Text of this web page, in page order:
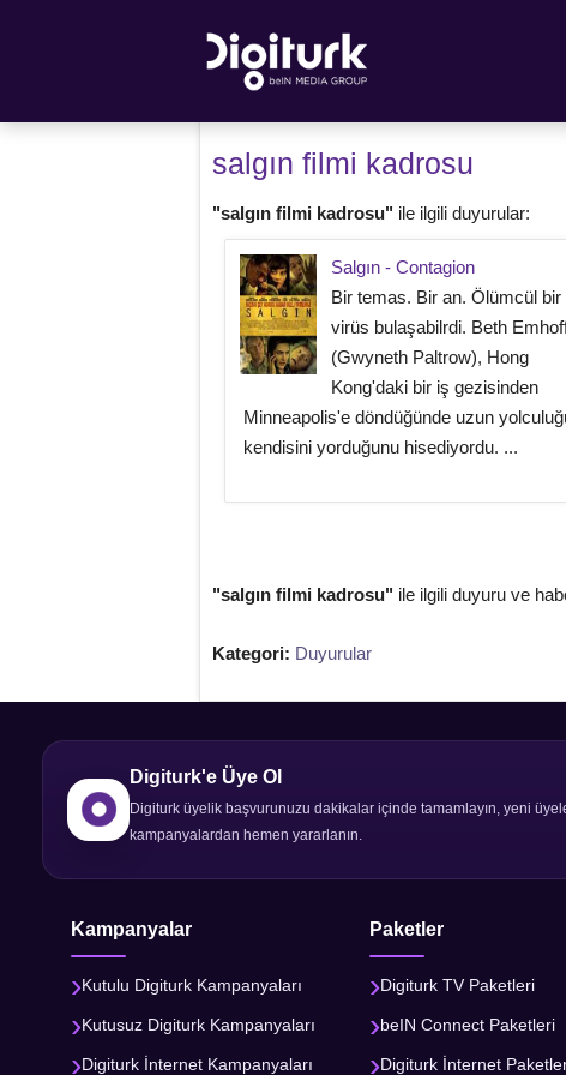
salgın filmi kadrosu
"salgın filmi kadrosu" ile ilgili duyurular:
Salgın - Contagion
Bir temas. Bir an. Ölümcül bir
virüs bulaşabilrdi. Beth
(Gwyneth Paltrow), Hong
Kong'daki bir iş gezisinden
Minneapolis'e döndüğünde uzun
kendisini yorduğunu hisediyordu. ...
"salgın filmi kadrosu" ile ilgili duyuru ve
Kategori: Duyurular
Digiturk'e Üye Ol
Digiturk üyelik başvurunuzu dakikalar içinde tamamlayın, yeni
kampanyalardan hemen yararlanın.
Kampanyalar
Kutulu Digiturk Kampanyaları
Kutusuz Digiturk Kampanyaları
Digiturk İnternet Kampanyaları
Paketler
Digiturk TV Paketleri
beIN Connect Paketleri
Digiturk İnternet